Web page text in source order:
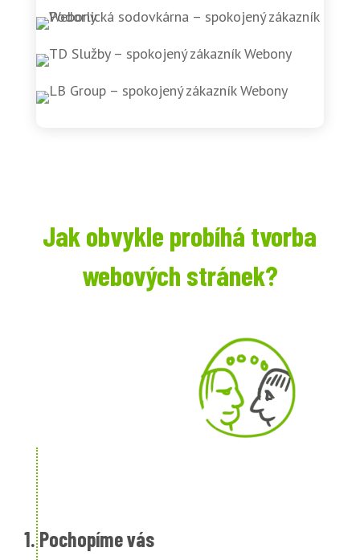
Jak obvykle probíhá tvorba
webových stránek?
1. Pochopíme vás